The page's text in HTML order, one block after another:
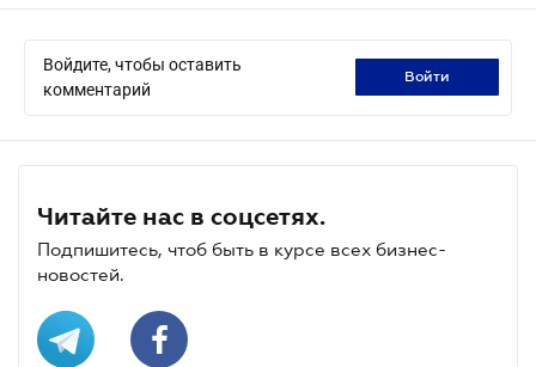
Войдите, чтобы оставить
комментарий
войти
Читайте нас в соцсетях.
Подпишитесь, чтоб быть в курсе всех бизнес-
новостей.